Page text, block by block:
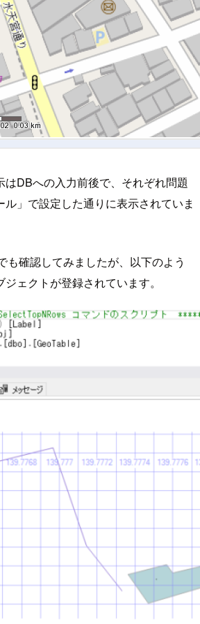
はDBへの入力前後で、それぞれ問題
」で設定した通りに表示されていま
も確認してみましたが、以下のよう
ェクトが登録されています。